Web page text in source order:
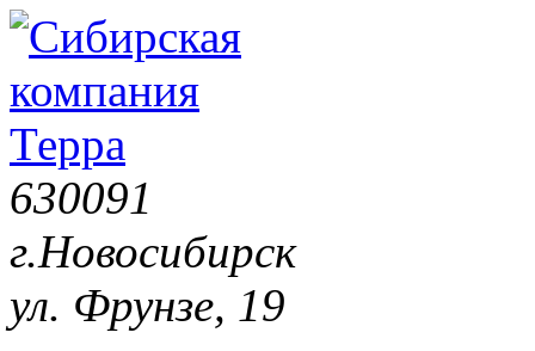
630091
г.Новосибирск
ул. Фрунзе, 19